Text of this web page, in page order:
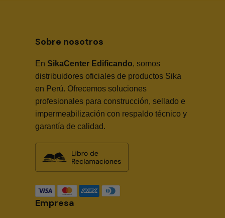
Sobre nosotros
En SikaCenter Edificando, somos
distribuidores oficiales de productos Sika
en Perú. Ofrecemos soluciones
profesionales para construcción, sellado e
impermeabilización con respaldo técnico y
garantía de calidad.
Empresa